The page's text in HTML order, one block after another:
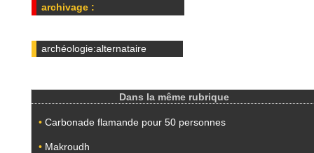
archivage :
archéologie:alternataire
Dans la même rubrique
• Carbonade flamande pour 50 personnes
• Makroudh